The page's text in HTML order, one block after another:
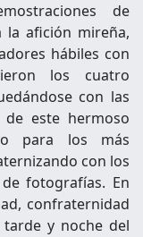
de
la afición mireña,
hábiles con
los cuatro
con las
este hermoso
para los más
con los
fotografías. En
confraternidad
y noche del